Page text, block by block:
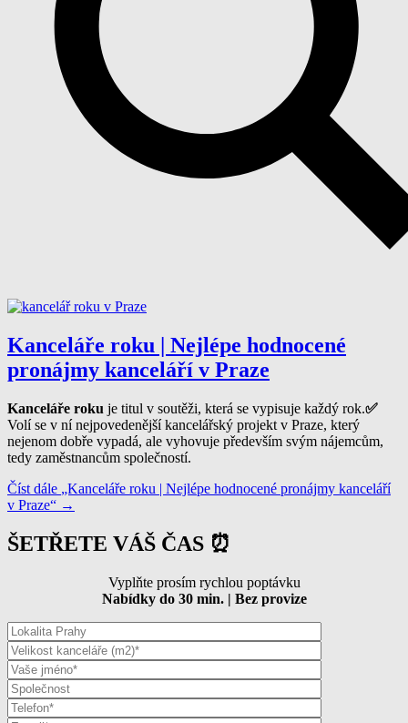
Kanceláře roku | Nejlépe hodnocené
pronájmy kanceláří v Praze
Kanceláře roku je titul v soutěži, která se vypisuje každý rok.✅
Volí se v ní nejpovedenější kancelářský projekt v Praze, který
nejenom dobře vypadá, ale vyhovuje především svým nájemcům,
tedy zaměstnancům společností.
Číst dále „Kanceláře roku | Nejlépe hodnocené pronájmy kanceláří
v Praze“ →
ŠETŘETE VÁŠ ČAS ⏰
Vyplňte prosím rychlou poptávku
Nabídky do 30 min. | Bez provize